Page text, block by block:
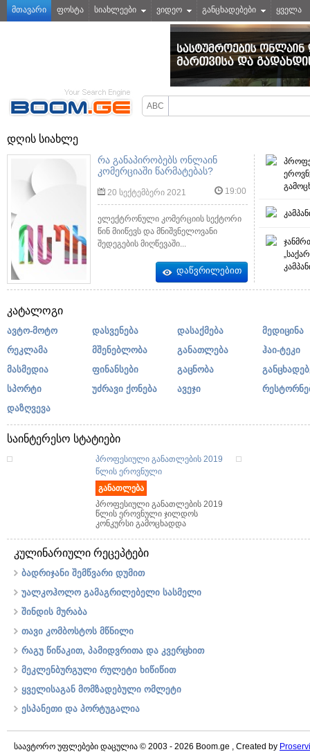
მთავარი ფოსტა სიახლეები ვიდეო განცხადებები ყველა
დღის სიახლე
რა განაპირობებს ონლაინ
კომერციაში წარმატებას?
20 სექტემბერი 2021 19:00
ელექტრონული კომერციის სექტორი
წინ მიიწევს და მნიშვნელოვანი
შედეგების მიღწევაში...
დაწვრილებით
კატალოგი
ავტო-მოტო დასვენება დასაქმება
მედიცინა
რეკლამა
მშენებლობა განათლება
ჰაი-ტეკი
მასმედია
ფინანსები გაცნობა
სპორტი
უძრავი ქონება ავეჯი
დაზღვევა
საინტერესო სტატიები
პროფესიული განათლების 2019
წლის ეროვნული
განათლება
პროფესიული განათლების 2019
წლის ეროვნული ჯილდოს
კონკურსი გამოცხადდა
კულინარიული რეცეპტები
ბადრიჯანი შემწვარი დუმით
უალკოჰოლო გამაგრილებელი სასმელი
შინდის მურაბა
თავი კომბოსტოს მწნილი
რაგუ წიწაკით, პამიდვრითა და კვერცხით
მეკლენბურგული რულეტი ხიწიწით
ყველისაგან მომზადებული ომლეტი
ესპანეთი და პორტუგალია
საავტორო უფლებები დაცულია © 2003 - 2026 Boom.ge , Created by